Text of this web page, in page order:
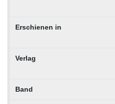
Erschienen in
Verlag
Band